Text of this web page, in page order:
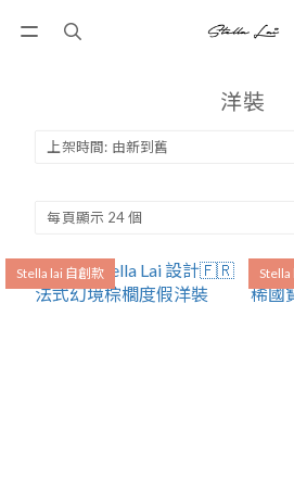
洋裝
Stella lai 自創款 Stella